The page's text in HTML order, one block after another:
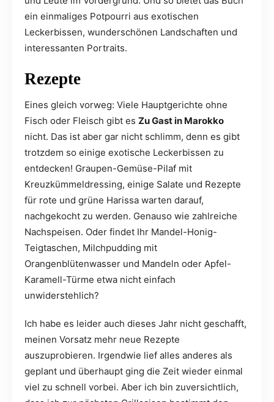
ein einmaliges Potpourri aus exotischen
Leckerbissen, wunderschönen Landschaften und
interessanten Portraits.
Rezepte
Eines gleich vorweg: Viele Hauptgerichte ohne
Fisch oder Fleisch gibt es Zu Gast in Marokko
nicht. Das ist aber gar nicht schlimm, denn es gibt
trotzdem so einige exotische Leckerbissen zu
entdecken! Graupen-Gemüse-Pilaf mit
Kreuzkümmeldressing, einige Salate und Rezepte
für rote und grüne Harissa warten darauf,
nachgekocht zu werden. Genauso wie zahlreiche
Nachspeisen. Oder findet Ihr Mandel-Honig-
Teigtaschen, Milchpudding mit
Orangenblütenwasser und Mandeln oder Apfel-
Karamell-Türme etwa nicht einfach
unwiderstehlich?
Ich habe es leider auch dieses Jahr nicht geschafft,
meinen Vorsatz mehr neue Rezepte
auszuprobieren. Irgendwie lief alles anderes als
geplant und überhaupt ging die Zeit wieder einmal
viel zu schnell vorbei. Aber ich bin zuversichtlich,